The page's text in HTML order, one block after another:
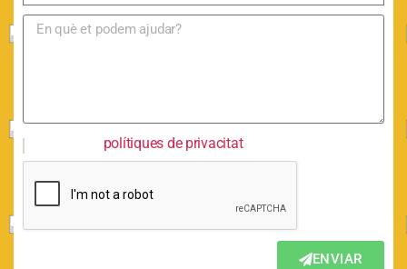
polítiques de privacitat.
ENVIAR